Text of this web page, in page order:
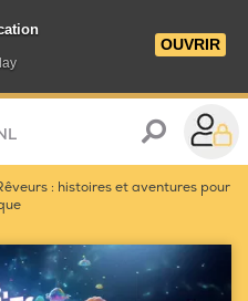
OUVRIR
: histoires et aventures pour